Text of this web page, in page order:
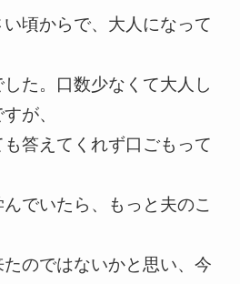
頃からで、大人になって
た。口数少なくて大人し
が、
答えてくれず口ごもって
でいたら、もっと夫のこ
のではないかと思い、今